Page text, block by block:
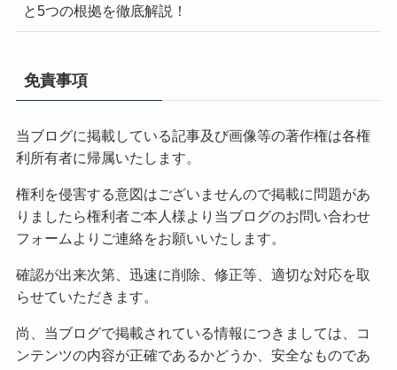
と5つの根拠を徹底解説！
免責事項
当ブログに掲載している記事及び画像等の著作権は各権
利所有者に帰属いたします。
権利を侵害する意図はございませんので掲載に問題があ
りましたら権利者ご本人様より当ブログのお問い合わせ
フォームよりご連絡をお願いいたします。
確認が出来次第、迅速に削除、修正等、適切な対応を取
らせていただきます。
尚、当ブログで掲載されている情報につきましては、コ
ンテンツの内容が正確であるかどうか、安全なものであ